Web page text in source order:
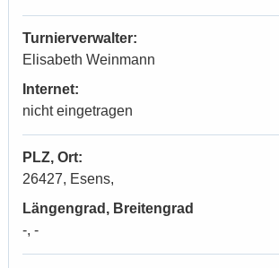
Turnierverwalter:
Elisabeth Weinmann
Internet:
nicht eingetragen
PLZ, Ort:
26427, Esens,
Längengrad, Breitengrad
-, -